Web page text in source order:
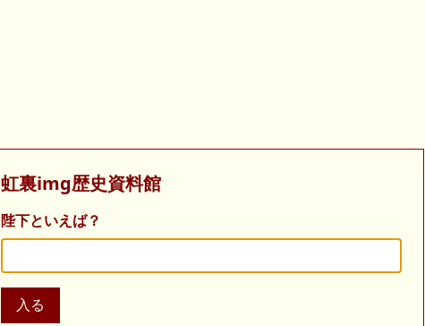
虹裏img歴史資料館
陛下といえば？
入る